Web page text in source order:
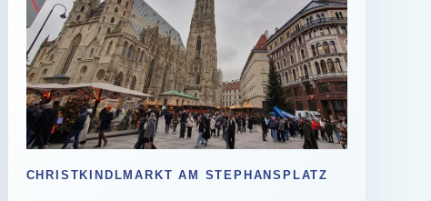
CHRISTKINDLMARKT AM STEPHANSPLATZ